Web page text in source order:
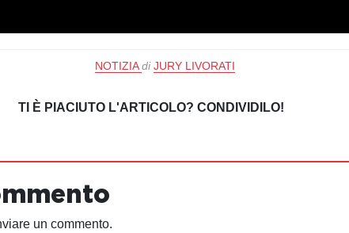
NOTIZIA di JURY LIVORATI
TI È PIACIUTO L'ARTICOLO? CONDIVIDILO!
un commento.